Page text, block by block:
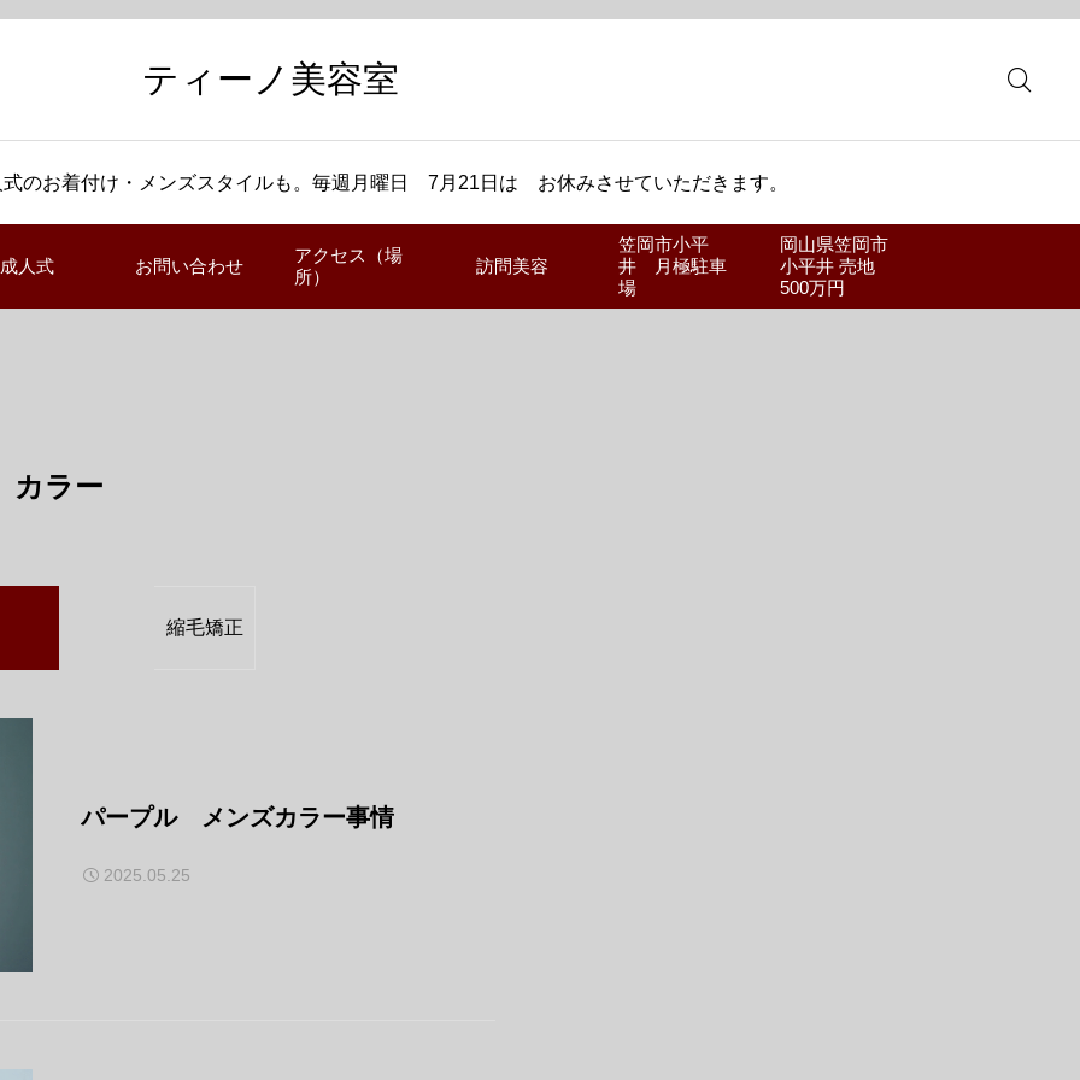
ティーノ美容室
のお着付け・メンズスタイルも。毎週月曜日 7月21日は お休みさせていただきます。
成人式 お問い合わせ
アクセス（場
所）
訪問美容
笠岡市小平
井 月極駐車
場
岡山県笠岡市
小平井 売地
500万円
カラー
縮毛矯正
パープル メンズカラー事情
2025.05.25